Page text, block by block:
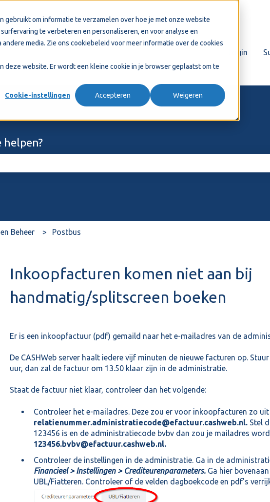
om informatie te verzamelen over hoe je met onze website
te verbeteren en personaliseren, en voor analyse en
media. Zie ons cookiebeleid voor meer informatie over de cookies
website. Er wordt een kleine cookie in je browser geplaatst om te
Cookie-instellingen Accepteren Weigeren
Login
helpen?
Beheer Postbus
Inkoopfacturen komen niet aan bij
handmatig/splitscreen boeken
Er is een inkoopfactuur (pdf) gemaild naar het e-mailadres van de
De CASHWeb server haalt iedere vijf minuten de nieuwe facturen op.
uur, dan zal de factuur om 13.50 klaar zijn in de administratie.
Staat de factuur niet klaar, controleer dan het volgende:
Controleer het e-mailadres. Deze zou er voor inkoopfacturen zo
relatienummer.administratiecode@efactuur.cashweb.nl.Stel
123456 is en de administratiecode bvbv dan zou je mailadres
123456.bvbv@efactuur.cashweb.nl.
Controleer de instellingen in de administratie. Ga in de
Financieel > Instellingen > Crediteurenparameters. Ga hier
UBL/Fiatteren. Controleer of de velden dagboekcode en pdf's